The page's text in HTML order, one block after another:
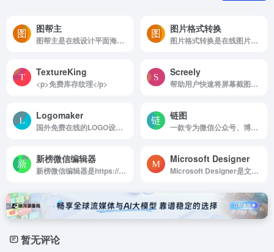
图帮主
图帮主是在线设计平面海报、广告、PPT、社交平台封面图。
图片格式转换
图片格式转换是在线图片转换工具，转换多种格式
TextureKing
<p>免费库存纹理</p>
Screely
帮助用户快速将屏幕截图和设计转换为精美的网站原型
Logomaker
国外免费在线的LOGO设计工具
链图
一款专为微信公众号、博客、社交媒体等场景设计的在线链接转二维码图片生成器。用户只需输入任意网页链接，即可得到一张同时包含二维码、网站标题和简介的精美图片。
新榜微信编辑器
新榜微信编辑器是https://edit.newrank.cn/
Microsoft Designer
Microsoft Designer是文本描述和创建设计画面
暂无评论